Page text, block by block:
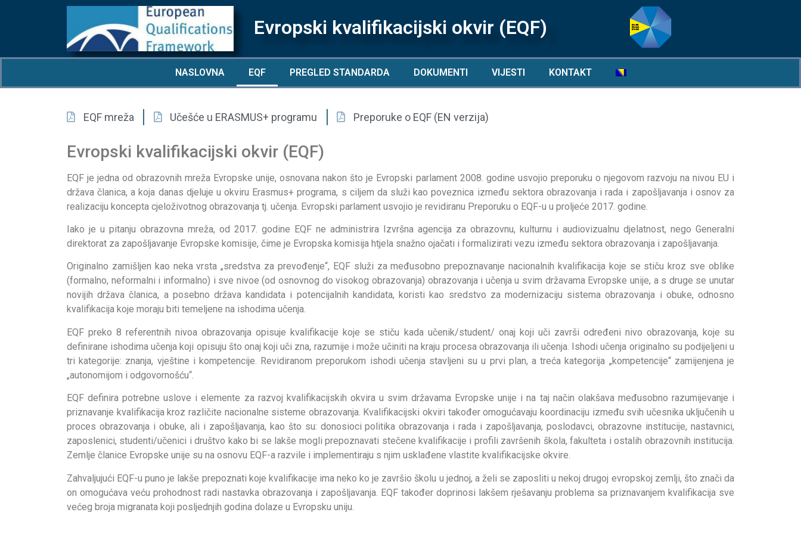
Evropski kvalifikacijski okvir (EQF)
NASLOVNA EQF PREGLED STANDARDA DOKUMENTI VIJESTI KONTAKT
EQF mreža Učešće u ERASMUS+ programu Preporuke o EQF (EN verzija)
Evropski kvalifikacijski okvir (EQF)
EQF je jedna od obrazovnih mreža Evropske unije, osnovana nakon što je Evropski parlament 2008. godine usvojio preporuku o njegovom razvoju na nivou EU i
država članica, a koja danas djeluje u okviru Erasmus+ programa, s ciljem da služi kao poveznica između sektora obrazovanja i rada i zapošljavanja i osnov za
realizaciju koncepta cjeloživotnog obrazovanja tj. učenja. Evropski parlament usvojio je revidiranu Preporuku o EQF-u u proljeće 2017. godine.
Iako je u pitanju obrazovna mreža, od 2017. godine EQF ne administrira Izvršna agencija za obrazovnu, kulturnu i audiovizualnu djelatnost, nego Generalni
direktorat za zapošljavanje Evropske komisije, čime je Evropska komisija htjela snažno ojačati i formalizirati vezu između sektora obrazovanja i zapošljavanja.
Originalno zamišljen kao neka vrsta „sredstva za prevođenje“, EQF služi za međusobno prepoznavanje nacionalnih kvalifikacija koje se stiču kroz sve oblike
(formalno, neformalni i informalno) i sve nivoe (od osnovnog do visokog obrazovanja) obrazovanja i učenja u svim državama Evropske unije, a s druge se unutar
novijih država članica, a posebno država kandidata i potencijalnih kandidata, koristi kao sredstvo za modernizaciju sistema obrazovanja i obuke, odnosno
kvalifikacija koje moraju biti temeljene na ishodima učenja.
EQF preko 8 referentnih nivoa obrazovanja opisuje kvalifikacije koje se stiču kada učenik/student/ onaj koji uči završi određeni nivo obrazovanja, koje su
definirane ishodima učenja koji opisuju što onaj koji uči zna, razumije i može učiniti na kraju procesa obrazovanja ili učenja. Ishodi učenja originalno su podijeljeni u
tri kategorije: znanja, vještine i kompetencije. Revidiranom preporukom ishodi učenja stavljeni su u prvi plan, a treća kategorija „kompetencije“ zamijenjena je
„autonomijom i odgovornošću“.
EQF definira potrebne uslove i elemente za razvoj kvalifikacijskih okvira u svim državama Evropske unije i na taj način olakšava međusobno razumijevanje i
priznavanje kvalifikacija kroz različite nacionalne sisteme obrazovanja. Kvalifikacijski okviri također omogućavaju koordinaciju između svih učesnika uključenih u
proces obrazovanja i obuke, ali i zapošljavanja, kao što su: donosioci politika obrazovanja i rada i zapošljavanja, poslodavci, obrazovne institucije, nastavnici,
zaposlenici, studenti/učenici i društvo kako bi se lakše mogli prepoznavati stečene kvalifikacije i profili završenih škola, fakulteta i ostalih obrazovnih institucija.
Zemlje članice Evropske unije su na osnovu EQF-a razvile i implementiraju s njim usklađene vlastite kvalifikacijske okvire.
Zahvaljujući EQF-u puno je lakše prepoznati koje kvalifikacije ima neko ko je završio školu u jednoj, a želi se zaposliti u nekoj drugoj evropskoj zemlji, što znači da
on omogućava veću prohodnost radi nastavka obrazovanja i zapošljavanja. EQF također doprinosi lakšem rješavanju problema sa priznavanjem kvalifikacija sve
većeg broja migranata koji posljednjih godina dolaze u Evropsku uniju.